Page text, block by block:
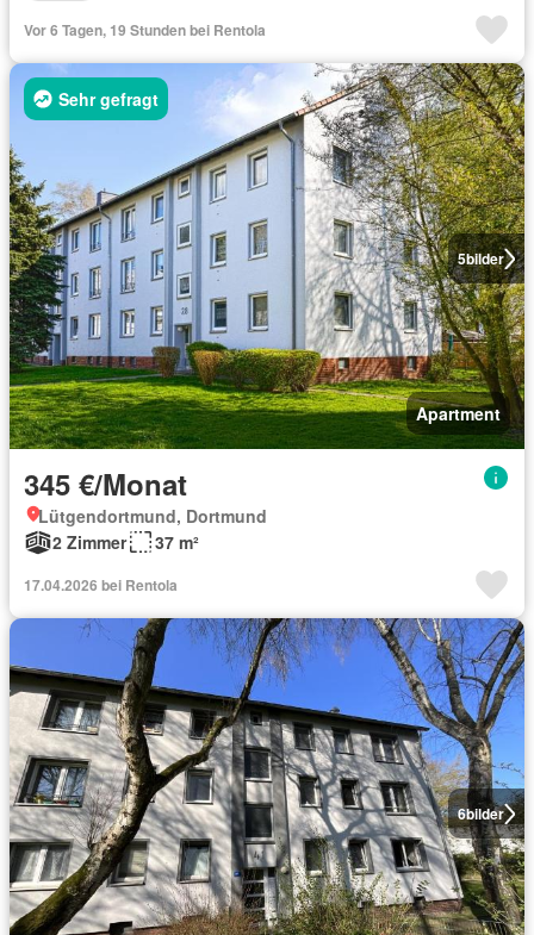
Vor 6 Tagen, 19 Stunden bei Rentola
5bilder
Sehr gefragt
Apartment
345 €/Monat
Lütgendortmund, Dortmund
2 Zimmer
37 m²
17.04.2026 bei Rentola
6bilder